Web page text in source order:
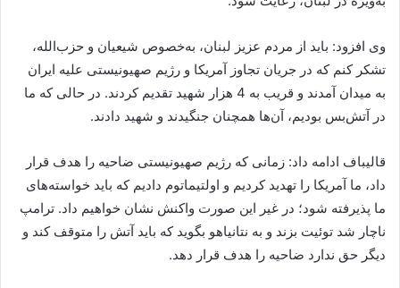
وی افزود: باید از مردم عزیز لبنان، به‌خصوص شیعیان و حزب‌الله،
تشکر کنم که در جریان تجاوز آمریکا و رژیم صهیونیستی علیه ایران
به میدان آمدند و قریب به 4 هزار شهید تقدیم کردند. در حالی که ما
در آتش‌بس بودیم، آن‌ها همچنان جنگیدند و شهید دادند.
قالیباف ادامه داد: زمانی که رژیم صهیونیستی ضاحیه را هدف قرار
داد، ما آمریکا را تهدید کردیم و اولتیماتوم دادیم که باید خواسته‌های
ما پذیرفته شود؛ در غیر این صورت واکنش نشان خواهیم داد. ترامپ
ناچار شد توئیت بزند و به نتانیاهو بگوید که باید آتش را متوقف کند و
دیگر حق ندارد ضاحیه را هدف قرار دهد.